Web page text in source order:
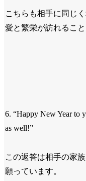
こちらも相手に同じ
愛と繁栄が訪れること
6. “Happy New Year to
as well!”
この返答は相手の家
願っています。